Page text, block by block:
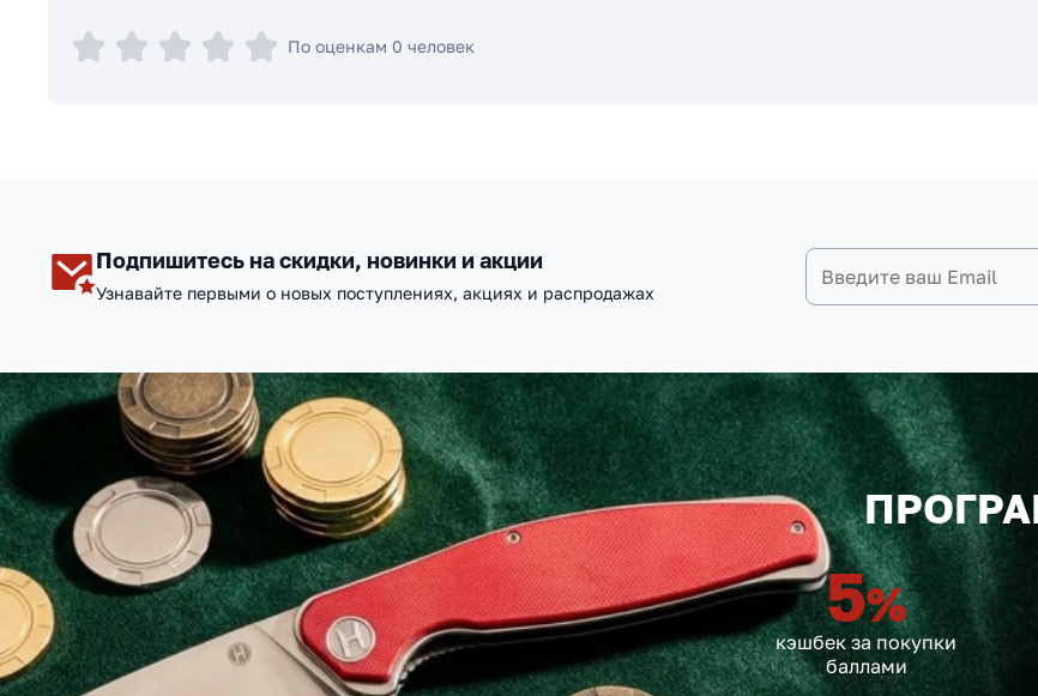
По оценкам 0 человек
Подпишитесь на скидки, новинки и акции
Узнавайте первыми о новых поступлениях, акциях и распродажах
5%
кэшбек за покупки
баллами